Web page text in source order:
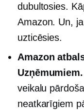
dubultosies.
Amazon. Un,
uzticēsies.
Amazon
Uzņēmumiem.
veikalu
neatkarīgiem